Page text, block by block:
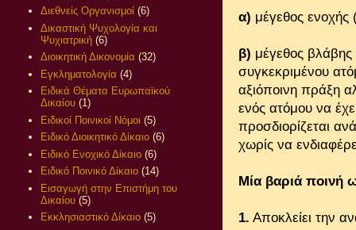
α) μέγεθος ενοχής
β) μέγεθος
συγκεκριμένου
αξιόποινη πράξη
ενός ατόμου να
προσδιορίζεται
χωρίς να
Μία βαριά ποινή
1. Αποκλείει την
Διεθνείς Οργανισμοί (6)
Δικαστική Ψυχολογία και
Ψυχιατρική (6)
Διοικητική Δικονομία (32)
Εγκληματολογία (4)
Ειδικά Θέματα Ευρωπαϊκού
Δικαίου (1)
Ειδικοί Ποινικοί Νόμοι (5)
Ειδικό Διοικητικό Δίκαιο (6)
Ειδικό Ενοχικό Δίκαιο (6)
Ειδικό Ποινικό Δίκαιο (14)
Εισαγωγή στην Επιστήμη του
Δικαίου (5)
Εκκλησιαστικό Δίκαιο (5)